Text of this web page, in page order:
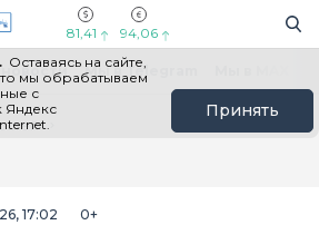
81,41 94,06
Оставаясь на сайте,
мы обрабатываем
с
Яндекс
Принять
Мы в Telegram
17:02 0+